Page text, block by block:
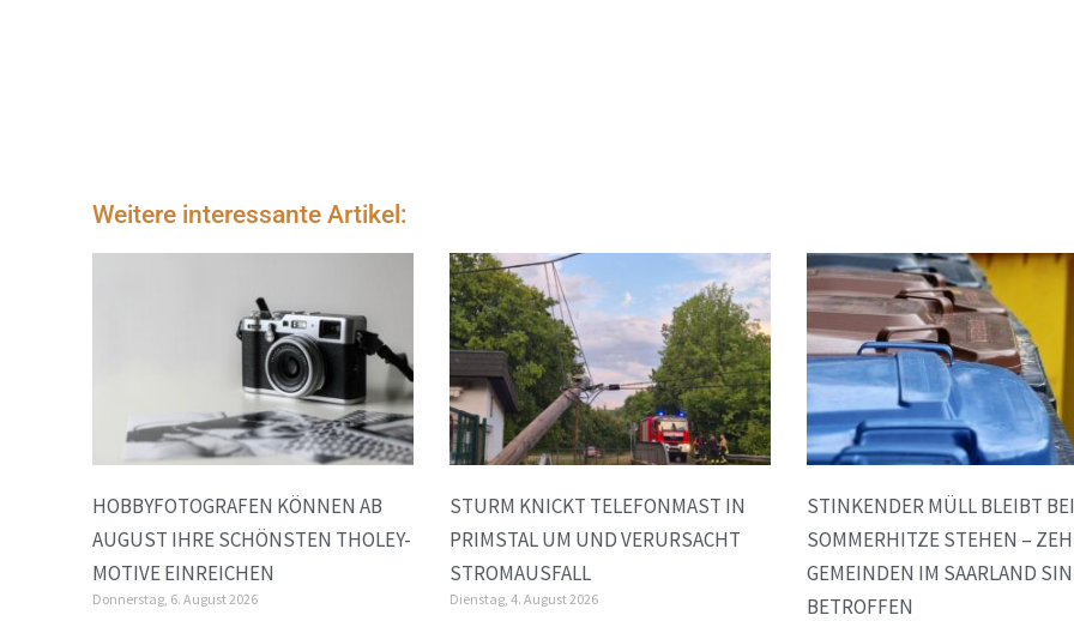
Weitere interessante Artikel:
HOBBYFOTOGRAFEN KÖNNEN AB
AUGUST IHRE SCHÖNSTEN THOLEY-
MOTIVE EINREICHEN
Donnerstag, 6. August 2026
STURM KNICKT TELEFONMAST IN
PRIMSTAL UM UND VERURSACHT
STROMAUSFALL
Dienstag, 4. August 2026
STINKENDER MÜLL BLEIBT BEI
SOMMERHITZE STEHEN –
GEMEINDEN IM SAARLAND
BETROFFEN